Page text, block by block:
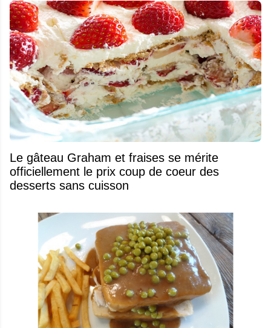
Le gâteau Graham et fraises se mérite
officiellement le prix coup de coeur des
desserts sans cuisson